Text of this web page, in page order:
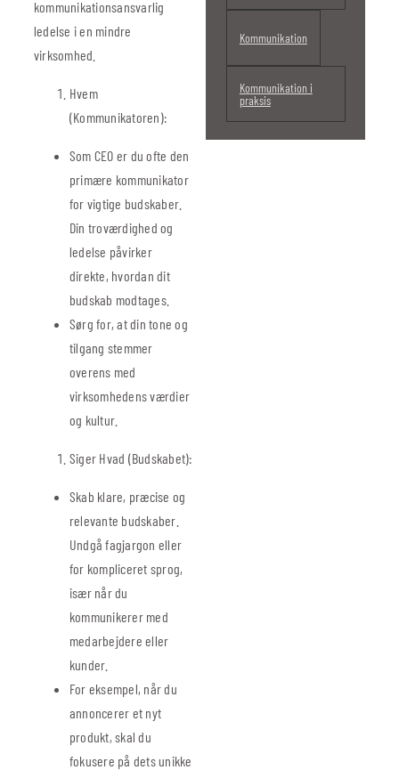
kommunikationsansvarlig
ledelse i en mindre
virksomhed.
Hvem
(Kommunikatoren):
Som CEO er du ofte den
primære kommunikator
for vigtige budskaber.
Din troværdighed og
ledelse påvirker
direkte, hvordan dit
budskab modtages.
Sørg for, at din tone og
tilgang stemmer
overens med
virksomhedens værdier
og kultur.
Siger Hvad (Budskabet):
Skab klare, præcise og
relevante budskaber.
Undgå fagjargon eller
for kompliceret sprog,
især når du
kommunikerer med
medarbejdere eller
kunder.
For eksempel, når du
annoncerer et nyt
produkt, skal du
fokusere på dets unikke
Kommunikation
Kommunikation i
praksis